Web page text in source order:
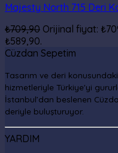
Majesty North 715 Deri
₺709,90 Orijinal fiyat:
₺589,90.
Cüzdan Sepetim
Tasarım ve deri
hizmetleriyle Türkiye'yi
İstanbul’dan beslenen
deriyle buluşturuyor.
YARDIM